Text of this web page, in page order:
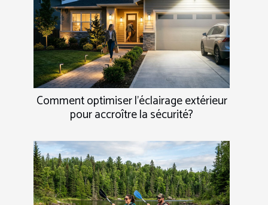
Comment optimiser l'éclairage extérieur
pour accroître la sécurité?